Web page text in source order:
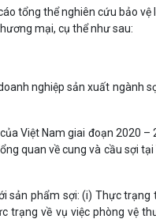
tổng thể nghiên cứu bảo vệ
mại, cụ thể như sau:
nghiệp sản xuất ngành
Việt Nam giai đoạn 2020 –
quan về cung và cầu sợi tại
sản phẩm sợi: (i) Thực
trạng về vụ việc phòng vệ